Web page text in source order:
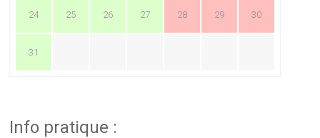
24 25 26 27 28 29 30
31
Info pratique :